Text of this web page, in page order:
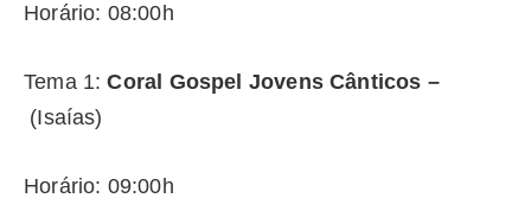
Horário: 08:00h
Tema 1: Coral Gospel Jovens Cânticos –
(Isaías)
Horário: 09:00h